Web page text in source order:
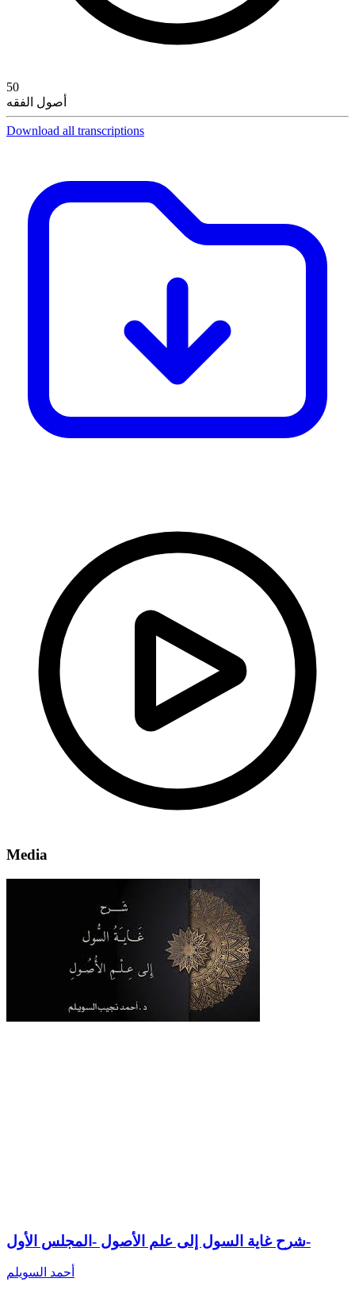
50
أصول الفقه
Download all transcriptions
Media
شرح غاية السول إلى علم الأصول -المجلس الأول-
أحمد السويلم